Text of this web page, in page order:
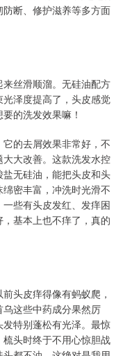
断、修护滋养等多方面
丝滑顺溜。无硅油配方
泽度提高了，头皮感觉
的洗发效果嘛！
的去屑效果非常好，不
大改善。这款洗发水控
无硅油，能把头皮和头
密丰富，冲洗时光滑不
些有头皮发红、发痒困
基本上也不痒了，真的
头皮痒得像有蚂蚁爬，
这些中药成分果然厉
特别蓬松有光泽。最惊
头时终于不用心惊胆战